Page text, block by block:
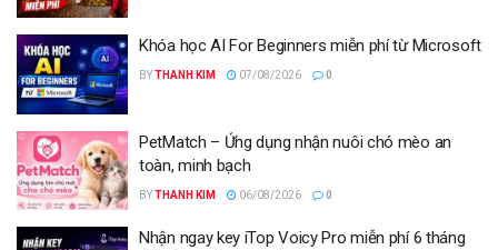
Khóa học AI For Beginners miễn phí từ Microsoft
BYTHANH KIM 07/08/2026 0
PetMatch – Ứng dụng nhận nuôi chó mèo an
toàn, minh bạch
BYTHANH KIM 06/08/2026 0
Nhận ngay key iTop Voicy Pro miễn phí 6 tháng